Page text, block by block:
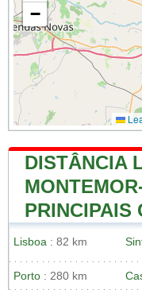
−
DISTÂNCIA
PRINCIPAIS
Lisboa : 82 km
Porto : 280 km